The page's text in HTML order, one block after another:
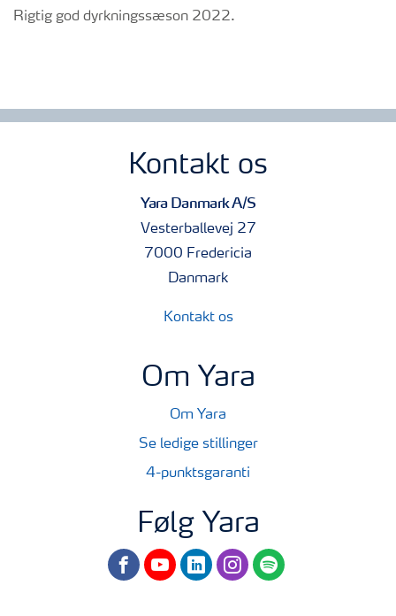
Rigtig god dyrkningssæson 2022.
Kontakt os
Yara Danmark A/S
Vesterballevej 27
7000 Fredericia
Danmark
Kontakt os
Om Yara
Om Yara
Se ledige stillinger
4-punktsgaranti
Følg Yara
facebookyoutubelinkedininstagram
spotify